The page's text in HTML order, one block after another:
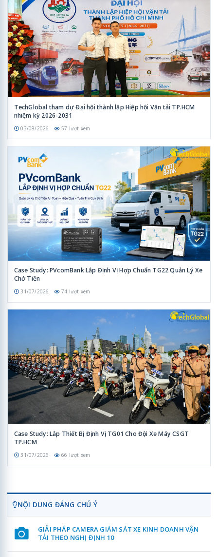
TechGlobal tham dự Đại hội thành lập Hiệp hội Vận tải TP.HCM
nhiệm kỳ 2026-2031
03/08/2026 57 lượt xem
Case Study: PVcomBank Lắp Định Vị Hợp Chuẩn TG22 Quản Lý Xe
Chở Tiền
31/07/2026 74 lượt xem
Case Study: Lắp Thiết Bị Định Vị TG01 Cho Đội Xe Máy CSGT
TP.HCM
31/07/2026 66 lượt xem
NỘI DUNG ĐÁNG CHÚ Ý
GIẢI PHÁP CAMERA GIÁM SÁT XE KINH DOANH VẬN
TẢI THEO NGHỊ ĐỊNH 10